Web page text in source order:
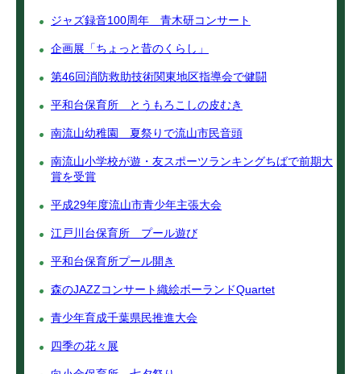
ジャズ録音100周年 青木研コンサート
企画展「ちょっと昔のくらし」
第46回消防救助技術関東地区指導会で健闘
平和台保育所 とうもろこしの皮むき
南流山幼稚園 夏祭りで流山市民音頭
南流山小学校が遊・友スポーツランキングちばで前期大
賞を受賞
平成29年度流山市青少年主張大会
江戸川台保育所 プール遊び
平和台保育所プール開き
森のJAZZコンサート織絵ボーランドQuartet
青少年育成千葉県民推進大会
四季の花々展